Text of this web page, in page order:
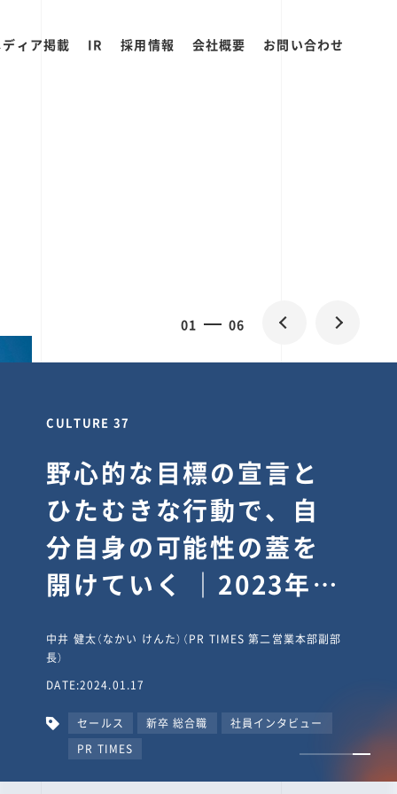
ィア掲載 IR 採用情報 会社概要 お問い合わせ
0 06
CULTURE 30
逆境では自分のスタン
スを変え“予想を裏切
り、期待を超える”【真
輔塾・前編】
山田真輔（やまだ しんすけ）（執行役員 兼 Jooto事業部
長）
DATE:2023.09.08
カルチャー CxO キャリア入社 Jooto